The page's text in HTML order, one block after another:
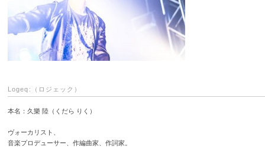
Logeq:（ロジェック）
本名：久樂 陸（くだら りく）
ヴォーカリスト、
音楽プロデューサー、作編曲家、作詞家。